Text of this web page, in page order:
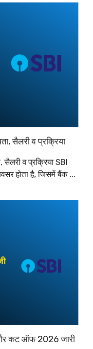
सैलरी व प्रक्रिया
व प्रक्रिया SBI
होता है, जिसमें बैंक ...
कट ऑफ 2026 जारी